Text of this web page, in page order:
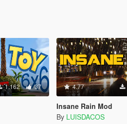
1.162 37 4.77
Insane Rain Mod
By LUISDACOS